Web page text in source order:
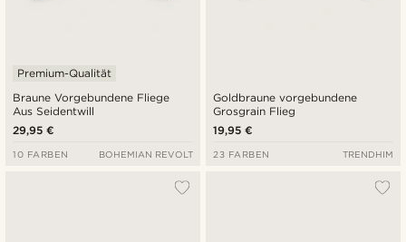
Braune Vorgebundene Fliege
Aus Seidentwill
Premium-Qualität
29,95 €
10 FARBEN BOHEMIAN REVOLT
Goldbraune vorgebundene
Grosgrain Flieg
19,95 €
23 FARBEN TRENDHIM